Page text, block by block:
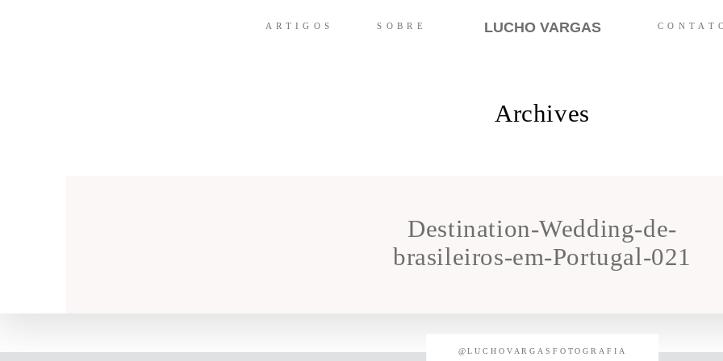
ARTIGOS SOBRE LUCHO VARGAS
Archives
Destination-Wedding-de-
brasileiros-em-Portugal-021
@LUCHOVARGASFOTOGRAFIA